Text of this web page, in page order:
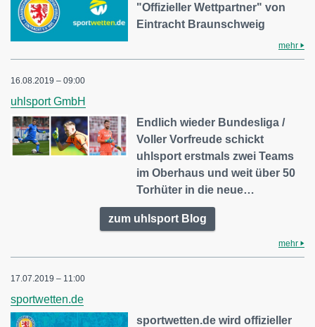
"Offizieller Wettpartner" von
Eintracht Braunschweig
mehr
16.08.2019 – 09:00
uhlsport GmbH
Endlich wieder Bundesliga /
Voller Vorfreude schickt
uhlsport erstmals zwei Teams
im Oberhaus und weit über 50
Torhüter in die neue…
zum uhlsport Blog
mehr
17.07.2019 – 11:00
sportwetten.de
sportwetten.de wird offizieller